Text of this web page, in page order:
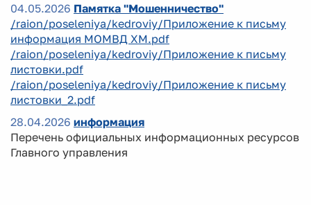
04.05.2026 Памятка "Мошенничество"
/raion/poseleniya/kedroviy/Приложение к письму
информация МОМВД ХМ.pdf
/raion/poseleniya/kedroviy/Приложение к письму
листовки.pdf
/raion/poseleniya/kedroviy/Приложение к письму
листовки_2.pdf
28.04.2026 информация
Перечень официальных информационных ресурсов
Главного управления